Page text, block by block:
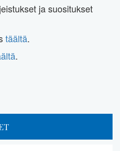
ja suositukset
täältä.
.